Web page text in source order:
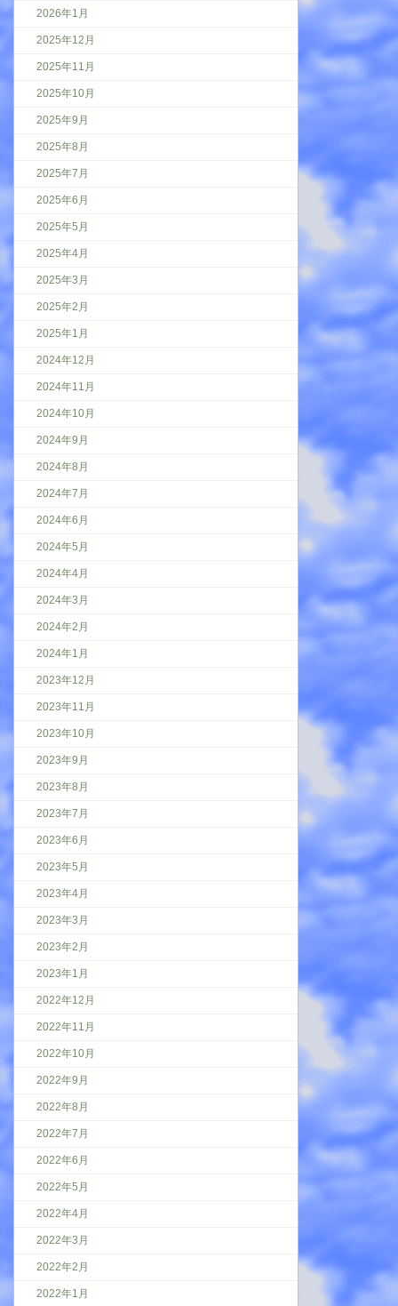
2026年1月
2025年12月
2025年11月
2025年10月
2025年9月
2025年8月
2025年7月
2025年6月
2025年5月
2025年4月
2025年3月
2025年2月
2025年1月
2024年12月
2024年11月
2024年10月
2024年9月
2024年8月
2024年7月
2024年6月
2024年5月
2024年4月
2024年3月
2024年2月
2024年1月
2023年12月
2023年11月
2023年10月
2023年9月
2023年8月
2023年7月
2023年6月
2023年5月
2023年4月
2023年3月
2023年2月
2023年1月
2022年12月
2022年11月
2022年10月
2022年9月
2022年8月
2022年7月
2022年6月
2022年5月
2022年4月
2022年3月
2022年2月
2022年1月